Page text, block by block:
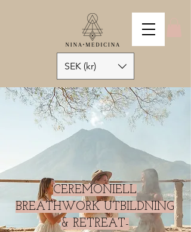
SEK (kr)
CEREMONIELL
BREATHWORK UTBILDNING
& RETREAT-